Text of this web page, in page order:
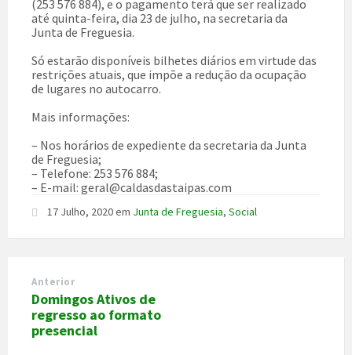
(253 576 884), e o pagamento terá que ser realizado
até quinta-feira, dia 23 de julho, na secretaria da
Junta de Freguesia.
Só estarão disponíveis bilhetes diários em virtude das
restrições atuais, que impõe a redução da ocupação
de lugares no autocarro.
Mais informações:
– Nos horários de expediente da secretaria da Junta
de Freguesia;
– Telefone: 253 576 884;
– E-mail: geral@caldasdastaipas.com
17 Julho, 2020em Junta de Freguesia, Social
Anterior
Domingos Ativos de
regresso ao formato
presencial